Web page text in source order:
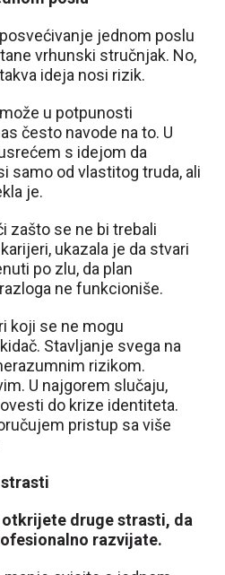
jednom poslu
vrhunski stručnjak. No,
ideja nosi rizik.
u potpunosti
često navode na to. U
s idejom da
samo od vlastitog truda, ali
je.
zašto se ne bi trebali
ukazala je da stvari
po zlu, da plan
ne funkcioniše.
koji se ne mogu
Stavljanje svega na
rizikom.
U najgorem slučaju,
do krize identiteta.
pristup sa više
otkrijete druge strasti, da
razvijate.